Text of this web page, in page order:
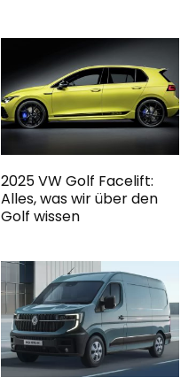
2025 VW Golf Facelift:
Alles, was wir über den
Golf wissen